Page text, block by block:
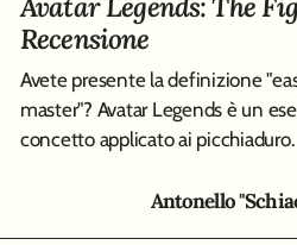
Avatar Legends: The
Recensione
Avete presente la definizione
master"? Avatar Legends è un
concetto applicato ai picchiaduro.
Antonello